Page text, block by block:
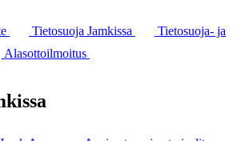
Tietosuoja Jamkissa
Tietosuoja- ja
Alasottoilmoitus